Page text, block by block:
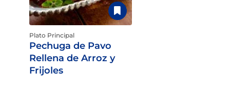
Plato Principal
Pechuga de Pavo
Rellena de Arroz y
Frijoles